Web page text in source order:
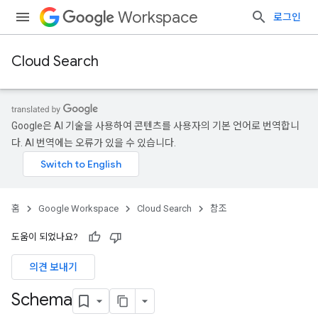
Workspace 로그인
Cloud Search
Google은 AI 기술을 사용하여 콘텐츠를 사용자의 기본 언어로 번역합니
다. AI 번역에는 오류가 있을 수 있습니다.
홈 Google Workspace Cloud Search 참조
도움이 되었나요?
의견 보내기
Schema